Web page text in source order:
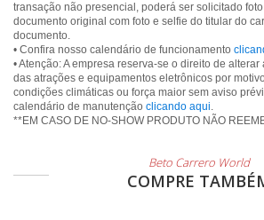
transação não presencial, poderá ser solicitado
documento original com foto e selfie do titular do
documento.
• Confira nosso calendário de funcionamento
• Atenção: A empresa reserva-se o direito de
das atrações e equipamentos eletrônicos por
condições climáticas ou força maior sem aviso
calendário de manutenção clicando aqui.
**EM CASO DE NO-SHOW PRODUTO NÃO
Beto Carrero World
COMPRE